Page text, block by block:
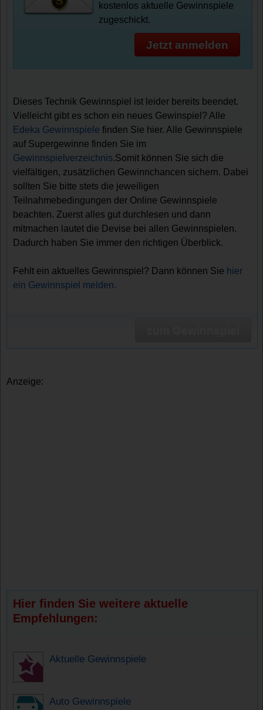
kostenlos aktuelle Gewinnspiele
zugeschickt.
Jetzt anmelden
Dieses Technik Gewinnspiel ist leider bereits beendet.
Vielleicht gibt es schon ein neues Gewinspiel? Alle
Edeka Gewinnspiele finden Sie hier. Alle Gewinnspiele
auf Supergewinne finden Sie im
Gewinnspielverzeichnis.Somit können Sie sich die
vielfältigen, zusätzlichen Gewinnchancen sichern. Dabei
sollten Sie bitte stets die jeweiligen
Teilnahmebedingungen der Online Gewinnspiele
beachten. Zuerst alles gut durchlesen und dann
mitmachen lautet die Devise bei allen Gewinnspielen.
Dadurch haben Sie immer den richtigen Überblick.
Fehlt ein aktuelles Gewinnspiel? Dann können Sie hier
ein Gewinnspiel melden.
Anzeige:
Hier finden Sie weitere aktuelle
Empfehlungen:
Aktuelle Gewinnspiele
Auto Gewinnspiele